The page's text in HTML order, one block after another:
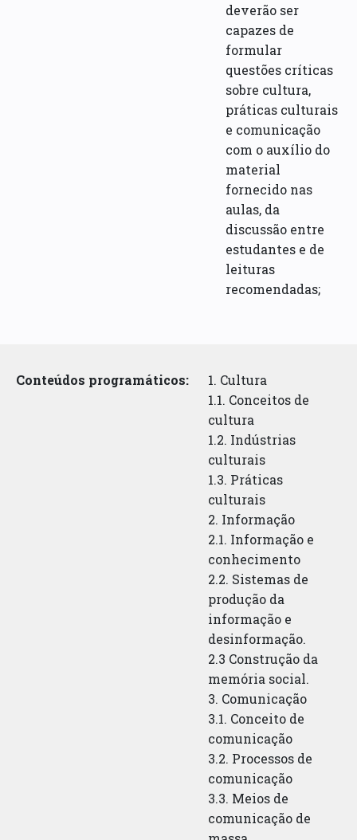
deverão ser
capazes de
formular
questões críticas
sobre cultura,
práticas culturais
e comunicação
com o auxílio do
material
fornecido nas
aulas, da
discussão entre
estudantes e de
leituras
recomendadas;
Conteúdos programáticos:
1. Cultura
1.1. Conceitos de
cultura
1.2. Indústrias
culturais
1.3. Práticas
culturais
2. Informação
2.1. Informação e
conhecimento
2.2. Sistemas de
produção da
informação e
desinformação.
2.3 Construção da
memória social.
3. Comunicação
3.1. Conceito de
comunicação
3.2. Processos de
comunicação
3.3. Meios de
comunicação de